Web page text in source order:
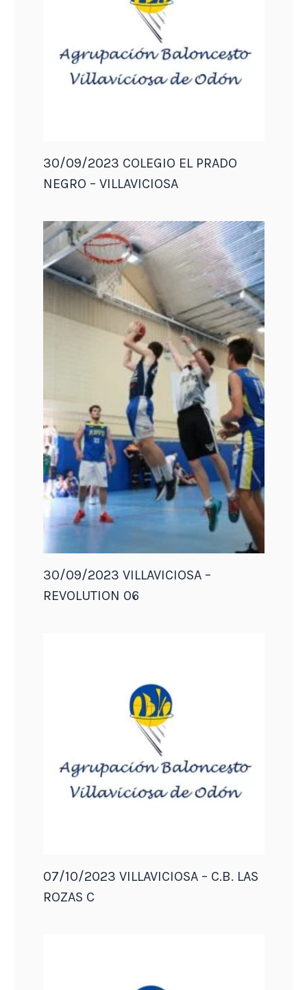
30/09/2023 COLEGIO EL PRADO
NEGRO – VILLAVICIOSA
30/09/2023 VILLAVICIOSA –
REVOLUTION 06
07/10/2023 VILLAVICIOSA – C.B. LAS
ROZAS C